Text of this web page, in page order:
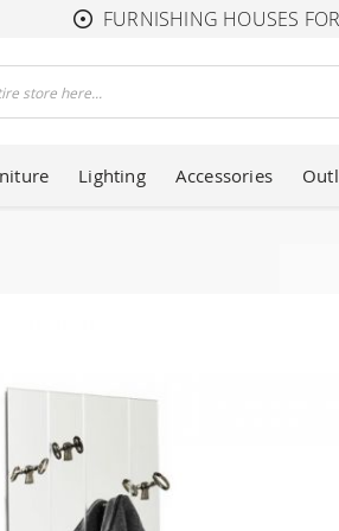
FURNISHING HOUSES
Lighting Accessories